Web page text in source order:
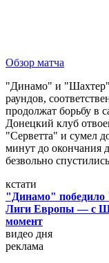
Обзор матча
"Динамо" и "Шахтер"
раундов,
продолжат борьбу в
Донецкий клуб
"Серветта" и сумел
минут до окончания
безвольно
кстати
"Динамо" победило
Лиги Европы — с
момент
видео дня
реклама